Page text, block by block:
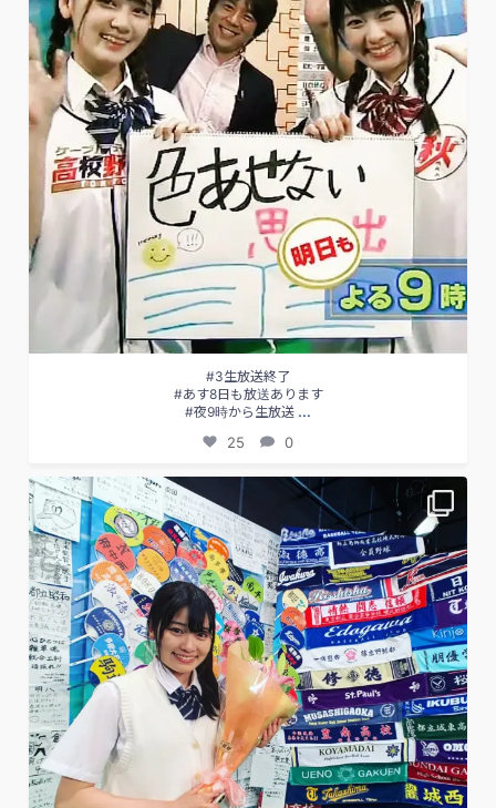
25 0
#3生放送終了
#あす8日も放送あります
#夜9時から生放送 ...
25 0
【第101回全国高等学校野球選手権大会 抽選会】
西東京と東東京代表の対戦カードが決定⚾️✨
...
49 0